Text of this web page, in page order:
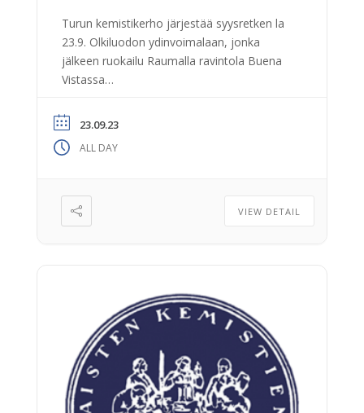
Turun kemistikerho järjestää syysretken la
23.9. Olkiluodon ydinvoimalaan, jonka
jälkeen ruokailu Raumalla ravintola Buena
Vistassa
Aikataulu: bussi kauppakeskus Mylly–
Olkiluoto klo 9.45–11.15 vierailu TVO Oyj:n
tiloissa klo 11.30–14: Olkiluoto 1:n ja 2:n
Weckman esityksen kemian toiminnoista
bussi Olkiluoto–ravintola Buena Vista klo
23.09.23
ALL DAY
VIEW DETAIL